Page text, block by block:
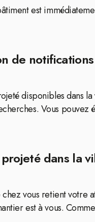
est
de notifications
disponibles dans
Vous pouvez
dans la
vous retient
est à vous.